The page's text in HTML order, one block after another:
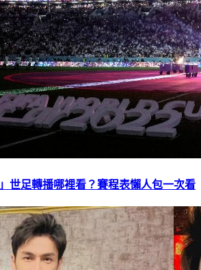
世足轉播哪裡看？賽程表懶人包一次看